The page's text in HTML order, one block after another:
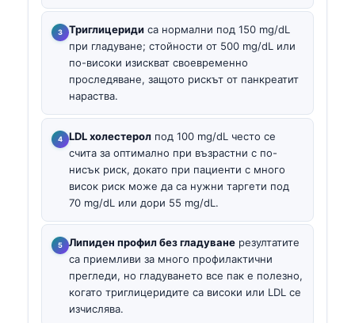
Триглицериди са нормални под 150 mg/dL
при гладуване; стойности от 500 mg/dL или
по-високи изискват своевременно
проследяване, защото рискът от панкреатит
нараства.
LDL холестерол под 100 mg/dL често се
счита за оптимално при възрастни с по-
нисък риск, докато при пациенти с много
висок риск може да са нужни таргети под
70 mg/dL или дори 55 mg/dL.
Липиден профил без гладуване резултатите
са приемливи за много профилактични
прегледи, но гладуването все пак е полезно,
когато триглицеридите са високи или LDL се
изчислява.